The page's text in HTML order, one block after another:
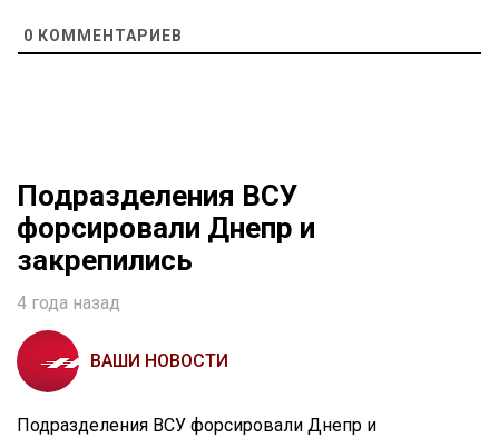
0 КОММЕНТАРИЕВ
Подразделения ВСУ
форсировали Днепр и
закрепились
4 года назад
ВАШИ НОВОСТИ
Подразделения ВСУ форсировали Днепр и